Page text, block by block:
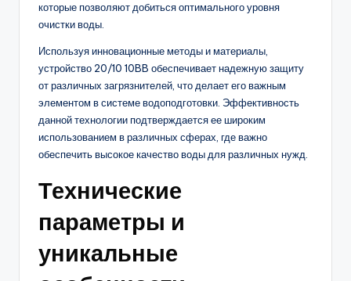
которые позволяют добиться оптимального уровня
очистки воды.
Используя инновационные методы и материалы,
устройство 20/10 10BB обеспечивает надежную защиту
от различных загрязнителей, что делает его важным
элементом в системе водоподготовки. Эффективность
данной технологии подтверждается ее широким
использованием в различных сферах, где важно
обеспечить высокое качество воды для различных нужд.
Технические
параметры и
уникальные